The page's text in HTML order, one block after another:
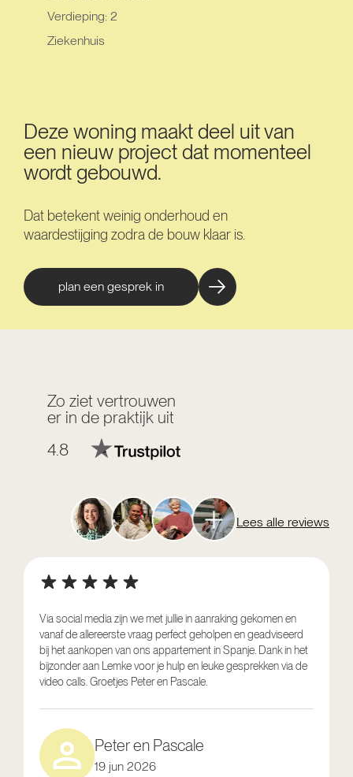
Verdieping: 2
Ziekenhuis
Deze woning maakt deel uit van
een nieuw project dat momenteel
wordt gebouwd.
Dat betekent weinig onderhoud en
waardestijging zodra de bouw klaar is.
plan een gesprek in
Zo ziet vertrouwen
er in de praktijk uit
4.8
Lees alle reviews
Via social media zijn we met jullie in aanraking gekomen en
vanaf de allereerste vraag perfect geholpen en geadviseerd
bij het aankopen van ons appartement in Spanje. Dank in het
bijzonder aan Lemke voor je hulp en leuke gesprekken via de
video calls. Groetjes Peter en Pascale.
Peter en Pascale
19 jun 2026